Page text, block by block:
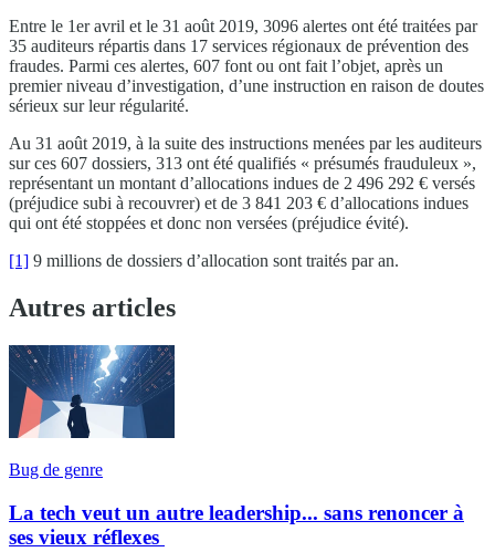
Entre le 1er avril et le 31 août 2019, 3096 alertes ont été traitées par
35 auditeurs répartis dans 17 services régionaux de prévention des
fraudes. Parmi ces alertes, 607 font ou ont fait l’objet, après un
premier niveau d’investigation, d’une instruction en raison de doutes
sérieux sur leur régularité.
Au 31 août 2019, à la suite des instructions menées par les auditeurs
sur ces 607 dossiers, 313 ont été qualifiés « présumés frauduleux »,
représentant un montant d’allocations indues de 2 496 292 € versés
(préjudice subi à recouvrer) et de 3 841 203 € d’allocations indues
qui ont été stoppées et donc non versées (préjudice évité).
[1] 9 millions de dossiers d’allocation sont traités par an.
Autres articles
Bug de genre
La tech veut un autre leadership... sans renoncer à
ses vieux réflexes